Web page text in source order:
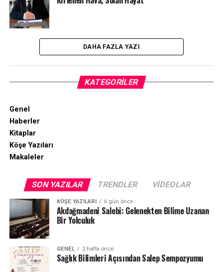
DAHA FAZLA YAZI
KATEGORILER
Genel
Haberler
Kitaplar
Köşe Yazıları
Makaleler
SON YAZILAR TRENDLER VIDEOLAR
KÖŞE YAZILARI 6 gün önce
Akdağmadeni Salebi: Gelenekten Bilime Uzanan
Bir Yolculuk
GENEL 2 hafta önce
Sağlık Bilimleri Açısından Salep Sempozyumu